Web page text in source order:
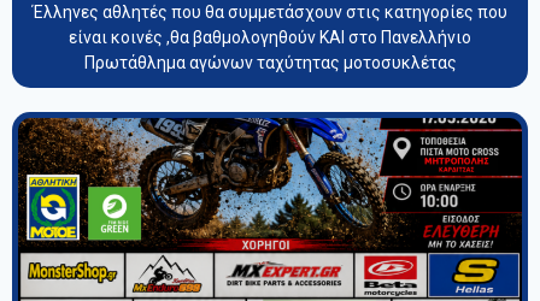
Έλληνες αθλητές που θα συμμετάσχουν στις κατηγορίες που
είναι κοινές ,θα βαθμολογηθούν ΚΑΙ στο Πανελλήνιο
Πρωτάθλημα αγώνων ταχύτητας μοτοσυκλέτας